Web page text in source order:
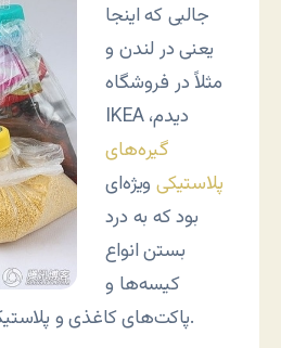
جالبی که اینجا
یعنی در لندن و
مثلاً در فروشگاه
IKEA دیدم،
گیره‌های
پلاستیکی ویژه‌ای
بود که به درد
بستن انواع
کیسه‌ها و
پاکت‌های کاغذی و پلاستیکی مواد غذایی می‌خورد.